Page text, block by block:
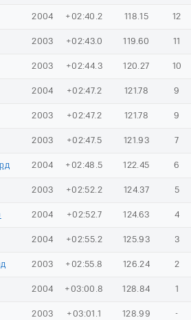
2004 +02:40.2 118.15 12
2003 +02:43.0 119.60 11
2003 +02:44.3 120.27 10
2004 +02:47.2 121.78 9
2003 +02:47.2 121.78 9
2003 +02:47.5 121.93 7
2004 +02:48.5 122.45 6
2003 +02:52.2 124.37 5
2004 +02:52.7 124.63 4
2004 +02:55.2 125.93 3
2003 +02:55.8 126.24 2
2004 +03:00.8 128.84 1
2003 +03:01.1 128.99 -